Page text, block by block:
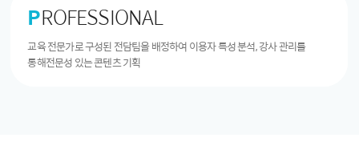
PROFESSIONAL
교육 전문가로 구성된 전담팀을 배정하여 이용자 특성 분석, 강사 관리를
통해전문성 있는 콘텐츠 기획